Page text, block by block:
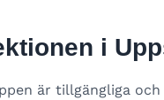
i
är tillgängliga